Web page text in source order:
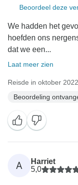
Beoordeel deze
We hadden het
hoefden ons
dat we een...
Laat meer zien
Reisde in oktober 2022
Beoordeling
A
Harriet
5,0